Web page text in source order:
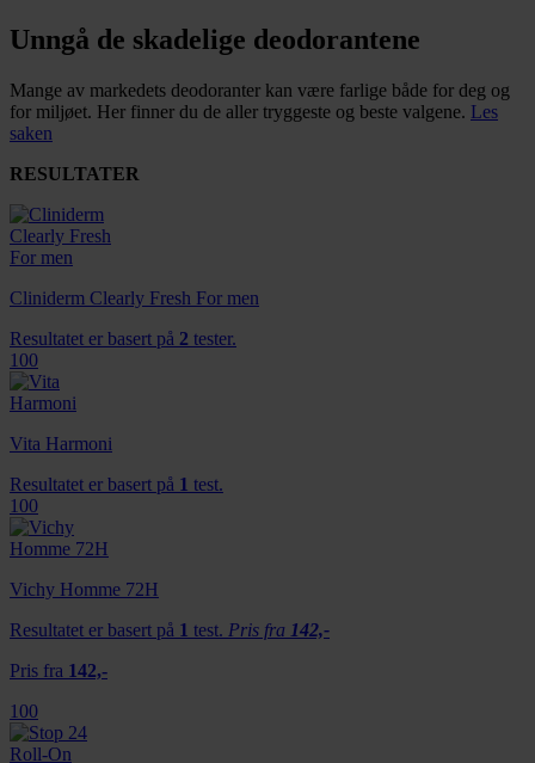
Unngå de skadelige deodorantene
Mange av markedets deodoranter kan være farlige både for deg og
for miljøet. Her finner du de aller tryggeste og beste valgene. Les
saken
RESULTATER
Cliniderm Clearly Fresh For men
Resultatet er basert på 2 tester.
100
Vita Harmoni
Resultatet er basert på 1 test.
100
Vichy Homme 72H
Resultatet er basert på 1 test. Pris fra 142,-
Pris fra 142,-
100